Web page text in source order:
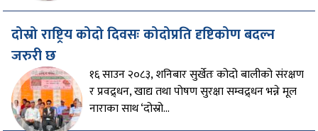
दोस्रो राष्ट्रिय कोदो दिवसः कोदोप्रति दृष्टिकोण बदल्न
जरुरी छ
१६ साउन २०८३, शनिबार सुर्खेतः कोदो बालीको संरक्षण
र प्रवद्र्धन, खाद्य तथा पोषण सुरक्षा सम्वद्र्धन भन्ने मूल
नाराका साथ ‘दोस्रो...